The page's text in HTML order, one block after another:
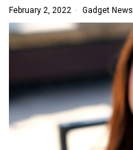
February 2, 2022 Gadget News